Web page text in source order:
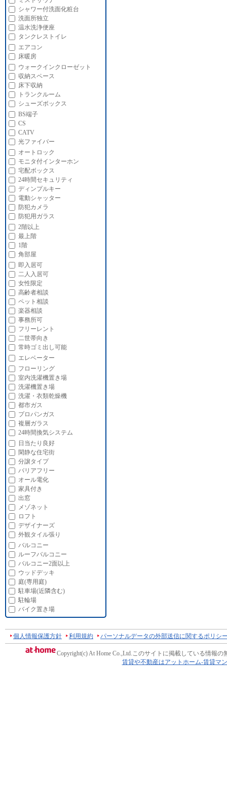
シャワー付洗面化粧台
洗面所独立
温水洗浄便座
タンクレストイレ
エアコン
床暖房
ウォークインクローゼット
収納スペース
床下収納
トランクルーム
シューズボックス
BS端子
CS
CATV
光ファイバー
オートロック
モニタ付インターホン
宅配ボックス
24時間セキュリティ
ディンプルキー
電動シャッター
防犯カメラ
防犯用ガラス
2階以上
最上階
1階
角部屋
即入居可
二人入居可
女性限定
高齢者相談
ペット相談
楽器相談
事務所可
フリーレント
二世帯向き
常時ゴミ出し可能
エレベーター
フローリング
室内洗濯機置き場
洗濯機置き場
洗濯・衣類乾燥機
都市ガス
プロパンガス
複層ガラス
24時間換気システム
日当たり良好
閑静な住宅街
分譲タイプ
バリアフリー
オール電化
家具付き
出窓
メゾネット
ロフト
デザイナーズ
外観タイル張り
バルコニー
ルーフバルコニー
バルコニー2面以上
ウッドデッキ
庭(専用庭)
駐車場(近隣含む)
駐輪場
バイク置き場
個人情報保護方針 利用規約 パーソナルデータの外部送信に関するポリシ
Copyright(c) At Home Co.,Ltd.このサイトに掲載している情報の
賃貸や不動産はアットホーム-賃貸マ